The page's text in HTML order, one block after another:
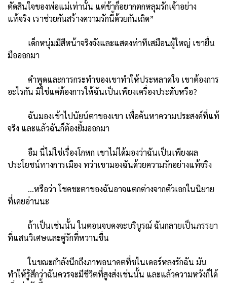
ตัดสินใจของพ่อแม่เท่านั้น แต่ข้าก็อยากตกหลุมรักเจ้าอย่าง
แท้จริง เราช่วยกันสร้างความรักนี้ด้วยกันเถิด”
เด็กหนุ่มมีสีหน้าจริงจังและแสดงท่าทีเสมือนผู้ใหญ่ เขายื่น
มือออกมา
คำพูดและการกระทำของเขาทำให้ประหลาดใจ เขาต้องการ
อะไรกัน มิใช่แค่ต้องการให้ฉันเป็นเพียงเครื่องประดับหรือ?
ฉันมองเข้าไปนัยน์ตาของเขา เพื่อค้นหาความประสงค์ที่แท้
จริง และแล้วฉันก็ต้องยิ้มออกมา
อืม นี่ไม่ใช่เรื่องโกหก เขาไม่ได้มองว่าฉันเป็นเพียงผล
ประโยชน์ทางการเมือง ทว่าเขามองฉันด้วยความรักอย่างแท้จริง
…หรือว่า โชคชะตาของฉันอาจแตกต่างจากตัวเอกในนิยาย
ที่เคยอ่านนะ
ถ้าเป็นเช่นนั้น ในตอนจบคงจะบริบูรณ์ ฉันกลายเป็นภรรยา
ที่แสนวิเศษและคู่รักที่หวานชื่น
ในขณะกำลังนึกถึงภาพอนาคตที่ชไนเดอร์หลงรักฉัน มัน
ทำให้รู้สึกว่าฉันควรจะมีชีวิตที่สูงส่งเช่นนั้น และแล้วความหวังก็ได้